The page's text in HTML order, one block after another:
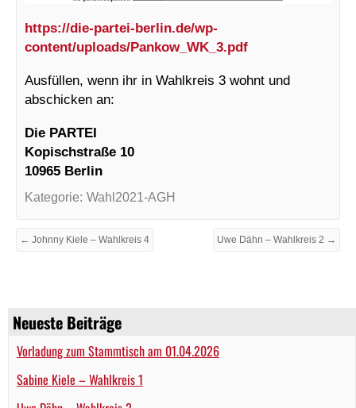
Neueste Beiträge
Vorladung zum Stammtisch am 01.04.2026
Sabine Kiele – Wahlkreis 1
https://die-partei-berlin.de/wp-
content/uploads/Pankow_WK_3.pdf
Ausfüllen, wenn ihr in Wahlkreis 3 wohnt und
abschicken an:
Die PARTEI
Kopischstraße 10
10965 Berlin
Kategorie: Wahl2021-AGH
← Johnny Kiele – Wahlkreis 4 Uwe Dähn – Wahlkreis 2 →